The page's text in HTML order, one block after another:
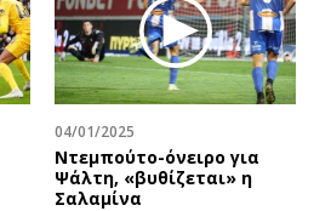
04/01/2025
Ντεμπούτο-όνειρο για
Ψάλτη, «βυθίζεται» η
Σαλαμίνα